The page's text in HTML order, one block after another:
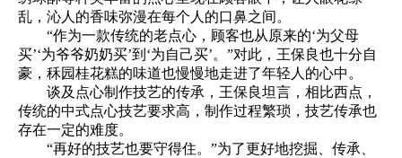
乱，沁人的香味弥漫在每个人的口鼻之间。
“作为一款传统的老点心，顾客也从原来的‘为父母
买’‘为爷爷奶奶买’到‘为自己买’。”对此，王保良也十分自
豪，秝园桂花糕的味道也慢慢地走进了年轻人的心中。
谈及点心制作技艺的传承，王保良坦言，相比西点，
传统的中式点心技艺要求高，制作过程繁琐，技艺传承也
存在一定的难度。
“再好的技艺也要守得住。”为了更好地挖掘、传承、